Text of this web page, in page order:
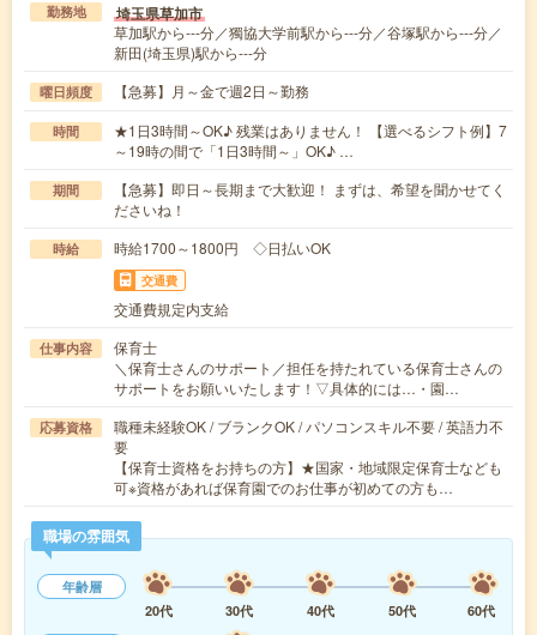
勤務地 埼玉県草加市
草加駅から---分／獨協大学前駅から---分／谷塚駅から---分／
新田(埼玉県)駅から---分
曜日頻度 【急募】月～金で週2日～勤務
時間
★1日3時間～OK♪ 残業はありません！ 【選べるシフト例】7
～19時の間で「1日3時間～」OK♪ …
期間
【急募】即日～長期まで大歓迎！ まずは、希望を聞かせてく
ださいね！
時給 時給1700～1800円 ◇日払いOK
交通費
交通費規定内支給
仕事内容
保育士
＼保育士さんのサポート／担任を持たれている保育士さんの
サポートをお願いいたします！▽具体的には…・園…
応募資格
職種未経験OK / ブランクOK / パソコンスキル不要 / 英語力不
要
【保育士資格をお持ちの方】★国家・地域限定保育士なども
可※資格があれば保育園でのお仕事が初めての方も…
職場の雰囲気
年齢層
20代
30代 40代 50代
60代